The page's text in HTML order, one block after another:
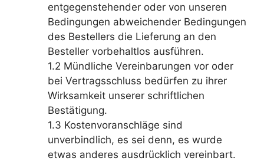
entgegenstehender oder von unseren
Bedingungen abweichender Bedingungen
des Bestellers die Lieferung an den
Besteller vorbehaltlos ausführen.
1.2 Mündliche Vereinbarungen vor oder
bei Vertragsschluss bedürfen zu ihrer
Wirksamkeit unserer schriftlichen
Bestätigung.
1.3 Kostenvoranschläge sind
unverbindlich, es sei denn, es wurde
etwas anderes ausdrücklich vereinbart.